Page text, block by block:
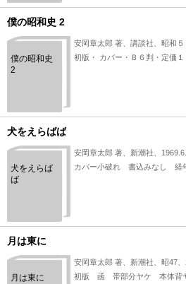
僕の昭和史 2
僕の昭和史
2
安岡章太郎 著、講談社、昭和
初版・ カバー・Ｂ６判・定価
犬をえらばば
犬をえらば
ば
安岡章太郎 著、新潮社、
カバー小破れ 書込みなし 経
月は東に
月は東に
安岡章太郎 著、新潮社、昭47
初版 函 帯部分ヤケ 本体背